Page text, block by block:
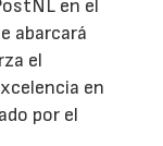
en el
abarcará
el
en
por el